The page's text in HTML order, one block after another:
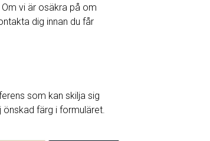
vi ​​är osäkra på om
dig innan du får
som kan skilja sig
önskad färg i formuläret.